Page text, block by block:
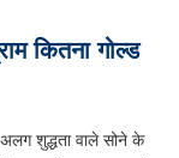
कितना गोल्ड
शुद्धता वाले सोने के